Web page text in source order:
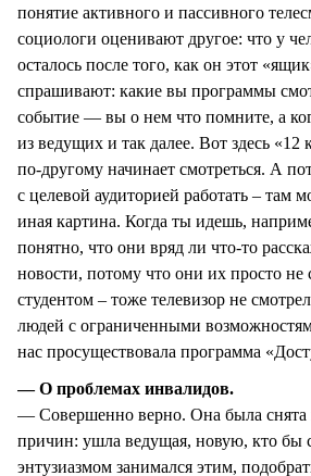
понятие активного и пассивного
социологи оценивают другое: что у
осталось после того, как он этот
спрашивают: какие вы программы
событие — вы о нем что помните, а
из ведущих и так далее. Вот здесь «12
по-другому начинает смотреться. А
с целевой аудиторией работать – там
иная картина. Когда ты идешь,
понятно, что они вряд ли что-то
новости, потому что они их просто не
студентом – тоже телевизор не
людей с ограниченными
нас просуществовала программа
— О проблемах инвалидов.
— Совершенно верно. Она была снята
причин: ушла ведущая, новую, кто бы
энтузиазмом занимался этим,